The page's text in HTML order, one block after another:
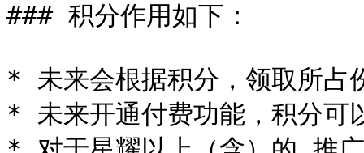
### 积分作用如下：
* 未来会根据积分，领取所占
* 未来开通付费功能，积分可